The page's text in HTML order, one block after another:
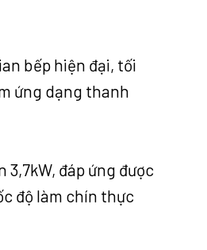
bếp hiện đại, tối
ứng dạng thanh
đáp ứng được
độ làm chín thực